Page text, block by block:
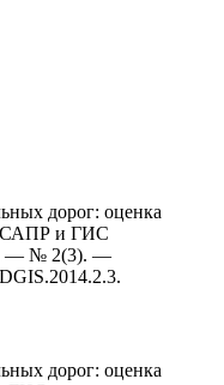
дорог: оценка
САПР и ГИС
— № 2(3). —
дорог: оценка